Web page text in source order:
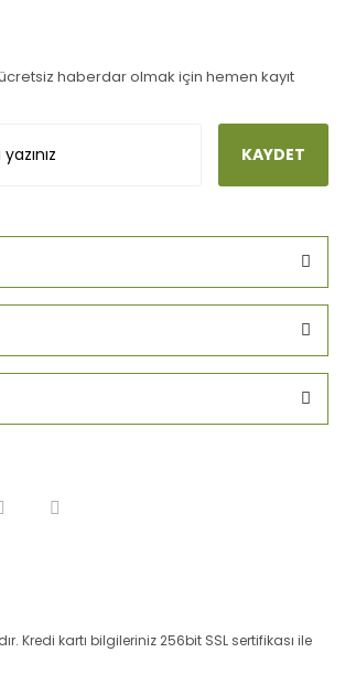
haberdar olmak için hemen kayıt
KAYDET
Kredi kartı bilgileriniz 256bit SSL sertifikası ile